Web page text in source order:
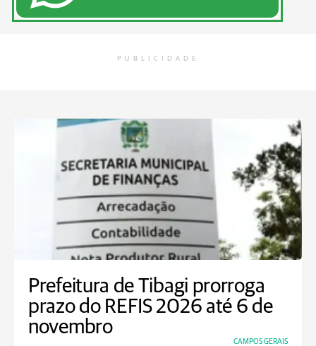
PUBLICIDADE
Prefeitura de Tibagi prorroga
prazo do REFIS 2026 até 6 de
novembro
CAMPOS GERAIS